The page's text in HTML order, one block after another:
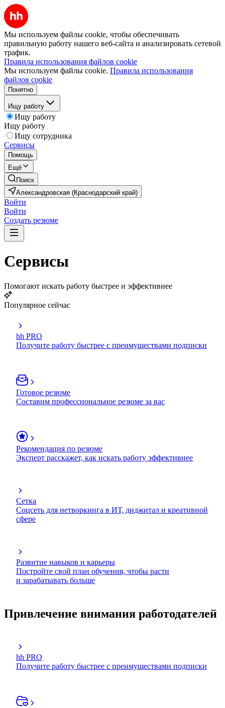
Мы используем файлы cookie, чтобы обеспечивать
правильную работу нашего веб-сайта и анализировать сетевой
трафик.
Правила использования файлов cookie
Мы используем файлы cookie. Правила использования
файлов cookie
Понятно
Ищу работу
Ищу работу
Ищу работу
Ищу сотрудника
Сервисы
Помощь
Ещё
Поиск
Александровская (Краснодарский край)
Войти
Войти
Создать резюме
Сервисы
Помогают искать работу быстрее и эффективнее
Популярное сейчас
hh PRO
Получите работу быстрее с преимуществами подписки
Готовое резюме
Составим профессиональное резюме за вас
Рекомендация по резюме
Эксперт расскажет, как искать работу эффективнее
Сетка
Соцсеть для нетворкинга в ИТ, диджитал и креативной
сфере
Развитие навыков и карьеры
Постройте свой план обучения, чтобы расти
и зарабатывать больше
Привлечение внимания работодателей
hh PRO
Получите работу быстрее с преимуществами подписки